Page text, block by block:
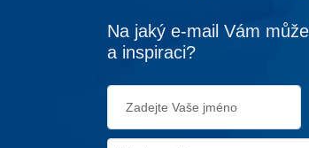
Na jaký e-mail Vám
a inspiraci?